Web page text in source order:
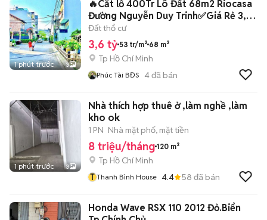
1 phút trước 3
🔥Cắt lỗ 400Tr Lô Đất 68m2 Riocasa
Đường Nguyễn Duy Trinh✅Giá Rẻ 3,6
Tỷ
Đất thổ cư
3,6 tỷ 53 tr/m² 68 m²
Tp Hồ Chí Minh
Phúc Tài BĐS 4đã bán
1 phút trước 3
Nhà thích hợp thuê ở ,làm nghề ,làm
kho ok
1 PN Nhà mặt phố, mặt tiền
8 triệu/tháng 120 m²
Tp Hồ Chí Minh
T Thanh Bình House 4.4 58 đã bán
Honda Wave RSX 110 2012 Đỏ.Biển